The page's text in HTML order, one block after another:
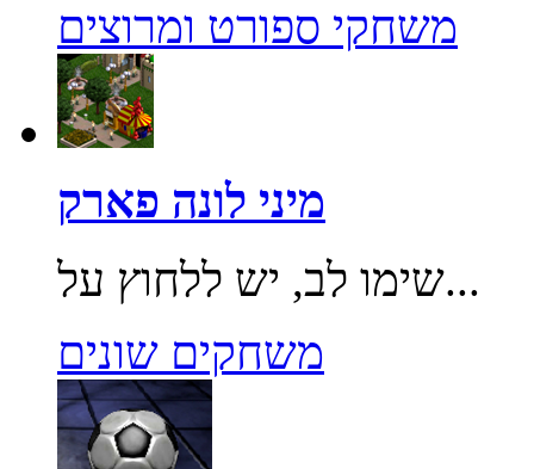
משחקי ספורט ומרוצים
מיני לונה פארק
שימו לב, יש ללחוץ על...
משחקים שונים